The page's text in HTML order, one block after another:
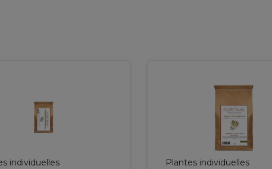
individuelles Plantes individuelles